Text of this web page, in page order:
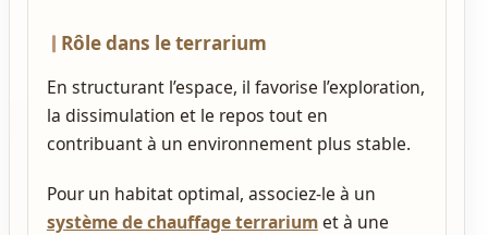
Rôle dans le terrarium
En structurant l’espace, il favorise l’exploration,
la dissimulation et le repos tout en
contribuant à un environnement plus stable.
Pour un habitat optimal, associez‑le à un
système de chauffage terrariumet à une